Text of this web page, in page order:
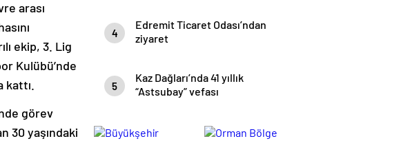
arası
ekip, 3. Lig
Kulübü’nde
kattı.
görev
30 yaşındaki
4
Edremit Ticaret Odası’ndan
ziyaret
5
Kaz Dağları’nda 41 yıllık
“Astsubay” vefası